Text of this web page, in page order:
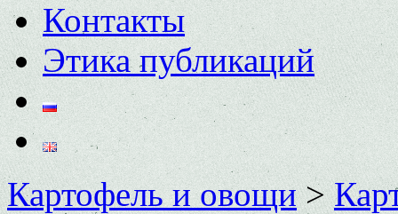
Контакты
Этика публикаций
Картофель и овощи>